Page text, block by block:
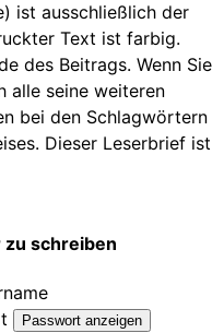
ist ausschließlich der
Text ist farbig.
des Beitrags. Wenn Sie
alle seine weiteren
bei den Schlagwörtern
Dieser Leserbrief ist
zu schreiben
Passwort anzeigen